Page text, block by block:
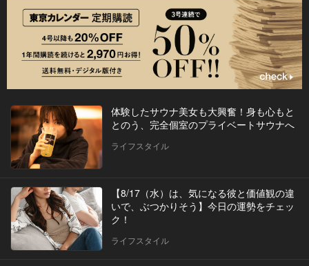
体験したサウナ美女も大興奮！身も心もと
とのう、完全個室のプライベートサウナへ
ライフスタイル
【8/17（水）は、気になる彼と価値観の違
いで、ぶつかりそう】今日の運勢をチェッ
ク！
ライフスタイル